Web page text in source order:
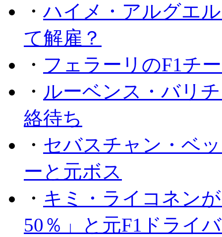
・ハイメ・アルグエ
て解雇？
・ フェラーリのF1チ
・ ルーベンス・バリ
絡待ち
・ セバスチャン・ベ
ーと元ボス
・ キミ・ライコネン
50％」と元F1ドライ